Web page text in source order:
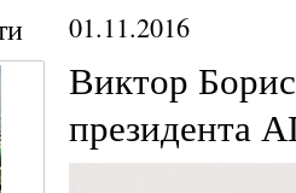
01.11.2016
Виктор
президента